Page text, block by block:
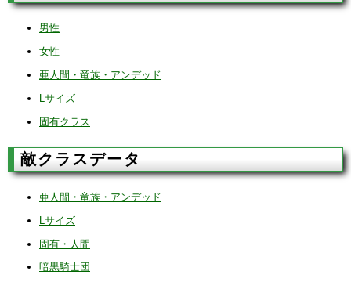
男性
女性
亜人間・竜族・アンデッド
Lサイズ
固有クラス
敵クラスデータ
亜人間・竜族・アンデッド
Lサイズ
固有・人間
暗黒騎士団